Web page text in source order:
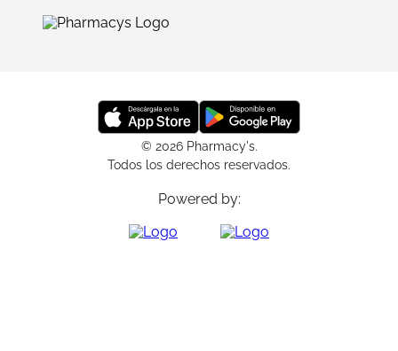
© 2026 Pharmacy's.
Todos los derechos reservados.
Powered by: